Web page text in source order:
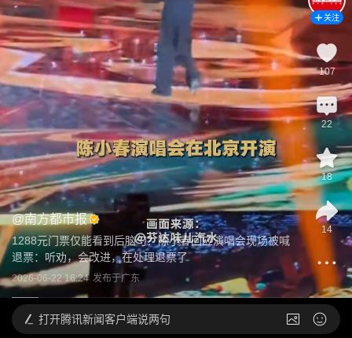
@南方都市报
1288元门票仅能看到后脑勺？陈小春回应演唱会现场被喊
退票：听劝，会改进，在处理退票了
2026-06-22 16:24 发布于广东
关注
107
22
18
14
打开腾讯新闻客户端说两句